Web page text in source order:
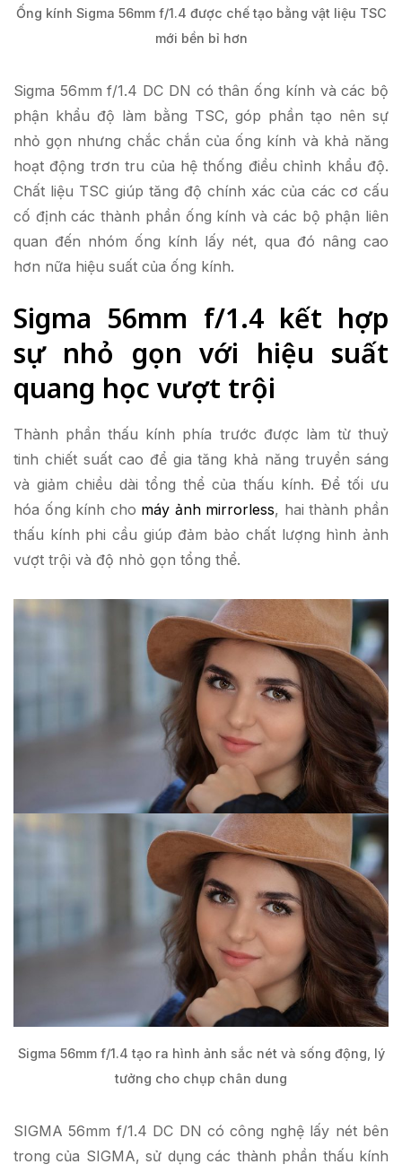
Ống kính Sigma 56mm f/1.4 được chế tạo bằng vật liệu TSC
mới bền bỉ hơn
Sigma 56mm f/1.4 DC DN có thân ống kính và các bộ
phận khẩu độ làm bằng TSC, góp phần tạo nên sự
nhỏ gọn nhưng chắc chắn của ống kính và khả năng
hoạt động trơn tru của hệ thống điều chỉnh khẩu độ.
Chất liệu TSC giúp tăng độ chính xác của các cơ cấu
cố định các thành phần ống kính và các bộ phận liên
quan đến nhóm ống kính lấy nét, qua đó nâng cao
hơn nữa hiệu suất của ống kính.
Sigma 56mm f/1.4 kết hợp
sự nhỏ gọn với hiệu suất
quang học vượt trội
Thành phần thấu kính phía trước được làm từ thuỷ
tinh chiết suất cao để gia tăng khả năng truyền sáng
và giảm chiều dài tổng thể của thấu kính. Để tối ưu
hóa ống kính cho máy ảnh mirrorless, hai thành phần
thấu kính phi cầu giúp đảm bảo chất lượng hình ảnh
vượt trội và độ nhỏ gọn tổng thể.
Sigma 56mm f/1.4 tạo ra hình ảnh sắc nét và sống động, lý
tưởng cho chụp chân dung
SIGMA 56mm f/1.4 DC DN có công nghệ lấy nét bên
trong của SIGMA, sử dụng các thành phần thấu kính